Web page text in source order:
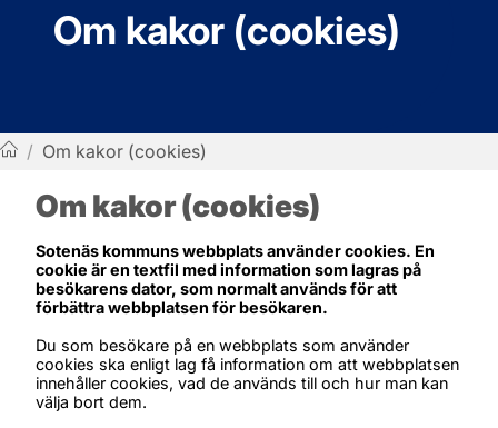
Om kakor (cookies)
/ Om kakor (cookies)
Om kakor (cookies)
Sotenäs kommuns webbplats använder cookies. En
cookie är en textfil med information som lagras på
besökarens dator, som normalt används för att
förbättra webbplatsen för besökaren.
Du som besökare på en webbplats som använder
cookies ska enligt lag få information om att webbplatsen
innehåller cookies, vad de används till och hur man kan
välja bort dem.